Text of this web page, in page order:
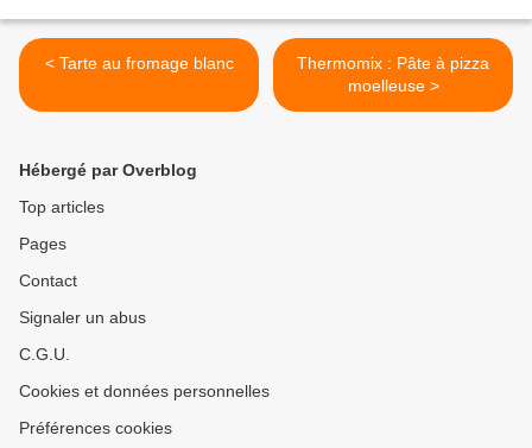
< Tarte au fromage blanc
Thermomix : Pâte à pizza
moelleuse >
Hébergé par Overblog
Top articles
Pages
Contact
Signaler un abus
C.G.U.
Cookies et données personnelles
Préférences cookies